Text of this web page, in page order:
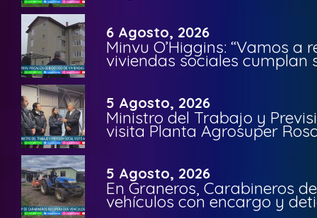
6 Agosto, 2026
Minvu O’Higgins: “Vamos a
viviendas sociales cumplan
5 Agosto, 2026
Ministro del Trabajo y
visita Planta Agrosuper
5 Agosto, 2026
En Graneros, Carabineros
vehículos con encargo y